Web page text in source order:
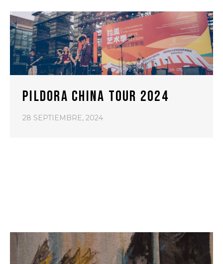
PILDORA CHINA TOUR 2024
28 SEPTIEMBRE, 2024